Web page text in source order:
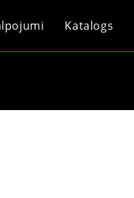
Katalogs